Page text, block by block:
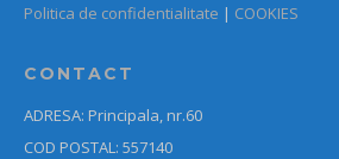
Politica de confidentialitate | COOKIES
CONTACT
ADRESA: Principala, nr.60
COD POSTAL: 557140